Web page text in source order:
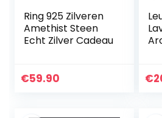
Ring 925 Zilveren
Amethist Steen
Echt Zilver Cadeau
€59.90 €